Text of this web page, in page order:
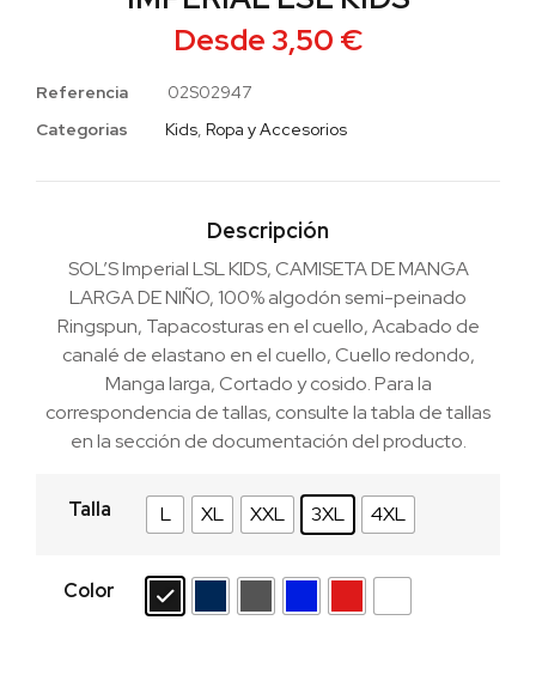
Desde3,50 €
Referencia
02S02947
Categorias
Kids, Ropa y Accesorios
Descripción
SOL’S Imperial LSL KIDS, CAMISETA DE MANGA
LARGA DE NIÑO, 100% algodón semi-peinado
Ringspun, Tapacosturas en el cuello, Acabado de
canalé de elastano en el cuello, Cuello redondo,
Manga larga, Cortado y cosido. Para la
correspondencia de tallas, consulte la tabla de tallas
en la sección de documentación del producto.
Talla L XL XXL 3XL 4XL
Color